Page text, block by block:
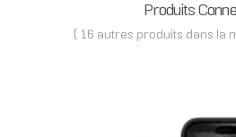
Produits
( 16 autres produits dans la